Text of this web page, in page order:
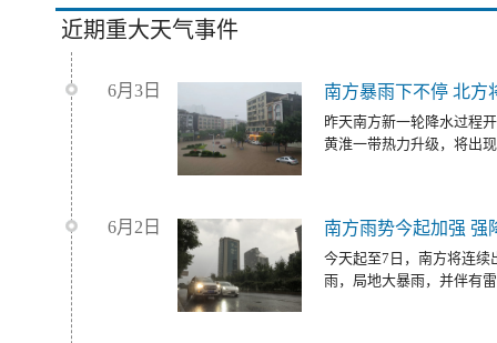
近期重大天气事件
6月3日 南方暴雨下不停 北方
昨天南方新一轮降水过程
黄淮一带热力升级，将出
6月2日 南方雨势今起加强 强
今天起至7日，南方将连续
雨，局地大暴雨，并伴有